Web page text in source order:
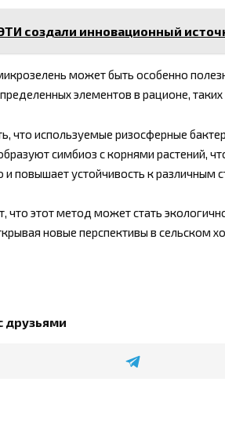
создали инновационный
может быть особенно
элементов в рационе, таких
что используемые ризосферные
симбиоз с корнями растений,
повышает устойчивость к различным
что этот метод может стать
новые перспективы в сельском
друзьями